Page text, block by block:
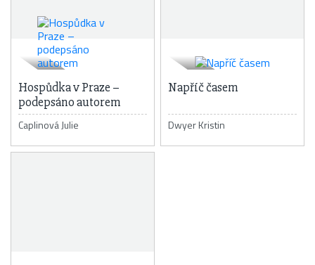
Hospůdka v Praze –
podepsáno autorem
Caplinová Julie
Napříč časem
Dwyer Kristin